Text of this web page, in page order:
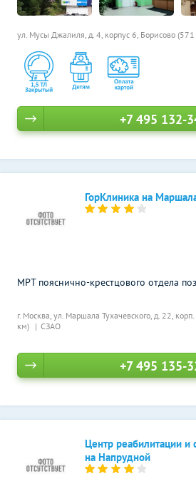
ул. Мусы Джалиля, д. 4, корпус 6, Борисово
+7 495 132-
ГорКлиника на
г. Москва, ул. Маршала Тухачевского, д. 22, корп.
км)
СЗАО
МРТ пояснично-крестцового отдела
+7 495 135-
Центр реабилитации
на Напрудной